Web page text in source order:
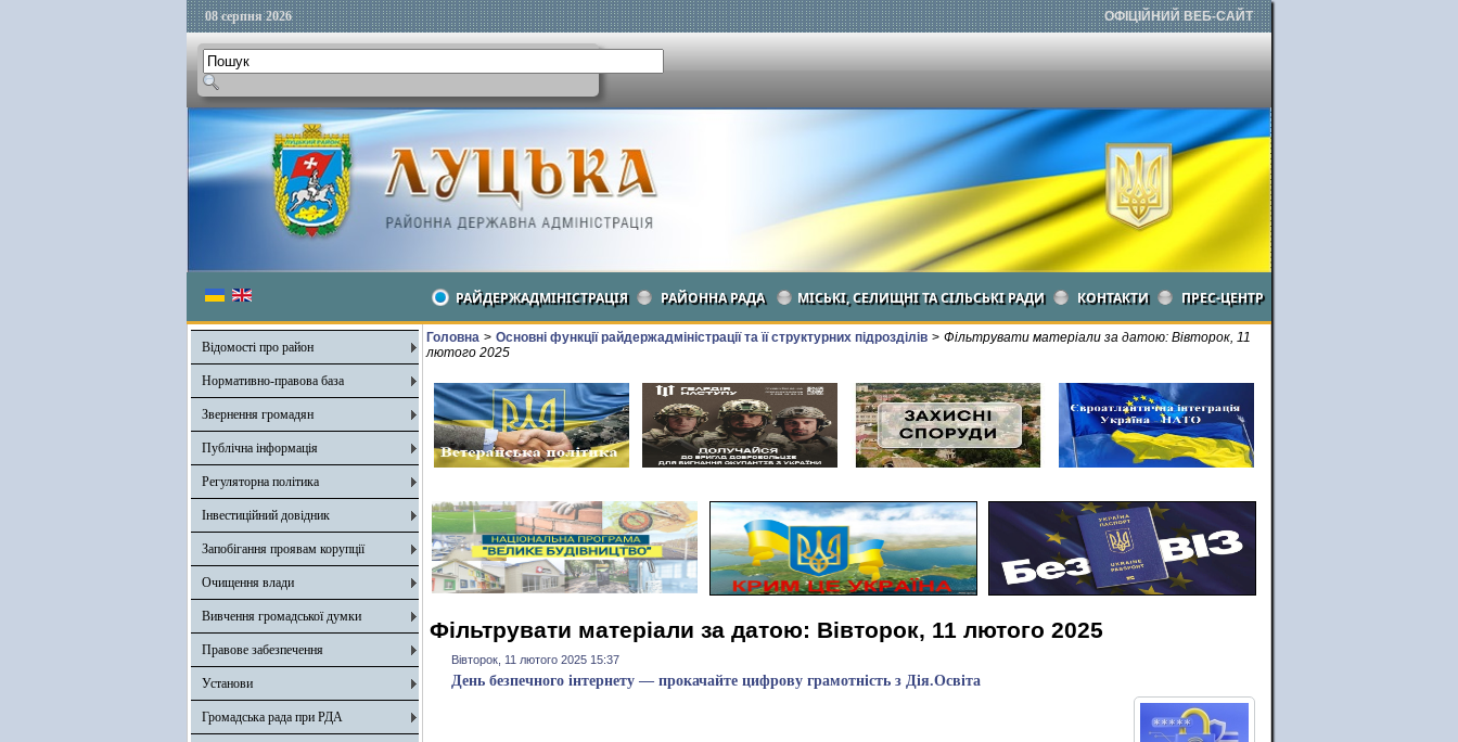
08 серпня 2026 ОФІЦІЙНИЙ ВЕБ-САЙТ
РАЙДЕРЖАДМІНІСТРАЦІЯ РАЙОННА РАДА МІСЬКІ, СЕЛИЩНІ ТА СІЛЬСЬКІ РАДИ КОНТАКТИ ПРЕС-ЦЕНТР
Відомості про район
Нормативно-правова база
Звернення громадян
Публічна інформація
Регуляторна політика
Інвестиційний довідник
Запобігання проявам корупції
Очищення влади
Вивчення громадської думки
Правове забезпечення
Установи
Громадська рада при РДА
Головна > Основні функції райдержадміністрації та її структурних підрозділів > Фільтрувати матеріали за датою: Вівторок, 11
лютого 2025
Фільтрувати матеріали за датою: Вівторок, 11 лютого 2025
Вівторок, 11 лютого 2025 15:37
День безпечного інтернету — прокачайте цифрову грамотність з Дія.Освіта